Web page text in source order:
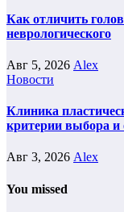
Как отличить
неврологического
Авг 5, 2026 Alex
Новости
Клиника
критерии выбора и
Авг 3, 2026 Alex
You missed